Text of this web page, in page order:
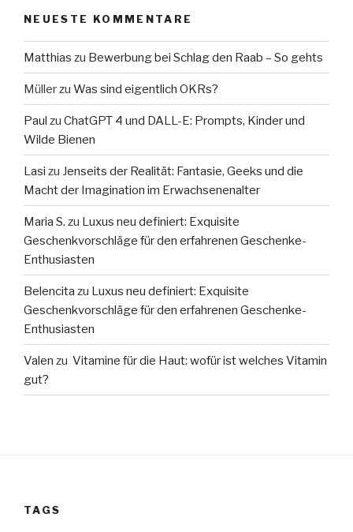
NEUESTE KOMMENTARE
Matthias zu Bewerbung bei Schlag den Raab – So gehts
Müllerzu Was sind eigentlich OKRs?
Paul zu ChatGPT 4 und DALL-E: Prompts, Kinder und
Wilde Bienen
Lasi zu Jenseits der Realität: Fantasie, Geeks und die
Macht der Imagination im Erwachsenenalter
Maria S. zu Luxus neu definiert: Exquisite
Geschenkvorschläge für den erfahrenen Geschenke-
Enthusiasten
Belencita zu Luxus neu definiert: Exquisite
Geschenkvorschläge für den erfahrenen Geschenke-
Enthusiasten
Valen zu Vitamine für die Haut: wofür ist welches Vitamin
gut?
TAGS